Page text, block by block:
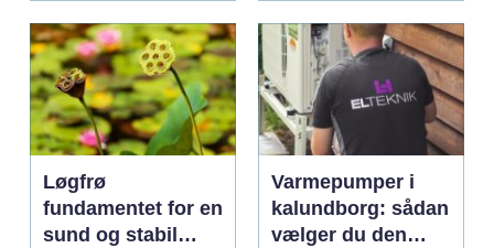
Løgfrø
fundamentet for en
sund og stabil
Varmepumper i
kalundborg: sådan
vælger du den